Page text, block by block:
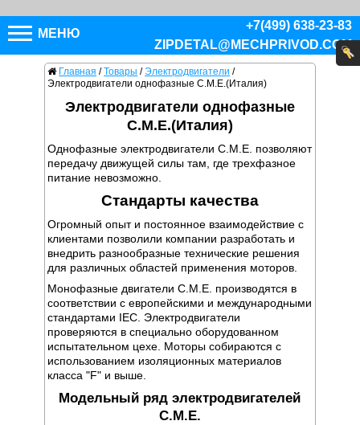
МЕНЮ
+7(499) 638-23-83
ZIPDETAL@MECHPRIVOD.COM
Главная / Товары / Электродвигатели /
Электродвигатели однофазные C.M.E.(Италия)
Электродвигатели однофазные
C.M.E.(Италия)
Однофазные электродвигатели C.M.E. позволяют
передачу движущей силы там, где трехфазное
питание невозможно.
Стандарты качества
Огромный опыт и постоянное взаимодействие с
клиентами позволили компании разработать и
внедрить разнообразные технические решения
для различных областей применения моторов.
Монофазные двигатели C.M.E. производятся в
соответствии с европейскими и международными
стандартами IEC. Электродвигатели
проверяются в специально оборудованном
испытательном цехе. Моторы собираются с
использованием изоляционных материалов
класса "F" и выше.
Модельный ряд электродвигателей
C.M.E.